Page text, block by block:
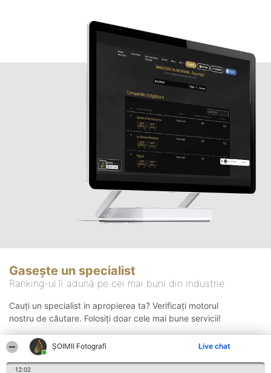
ȘOIMII Fotografi Live chat
12:02
Gasește un specialist
Ranking-ul îi adună pe cei mai buni din industrie
Cauți un specialist in apropierea ta? Verificați motorul
nostru de căutare. Folosiți doar cele mai bune servicii!